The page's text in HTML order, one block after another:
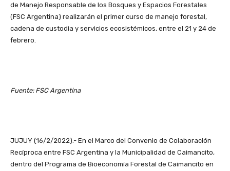
de Manejo Responsable de los Bosques y Espacios Forestales
(FSC Argentina) realizarán el primer curso de manejo forestal,
cadena de custodia y servicios ecosistémicos, entre el 21 y 24 de
febrero.
Fuente: FSC Argentina
JUJUY (16/2/2022).- En el Marco del Convenio de Colaboración
Recíproca entre FSC Argentina y la Municipalidad de Caimancito,
dentro del Programa de Bioeconomía Forestal de Caimancito en